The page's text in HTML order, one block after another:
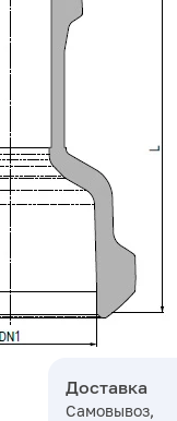
Доставка
Самовывоз,